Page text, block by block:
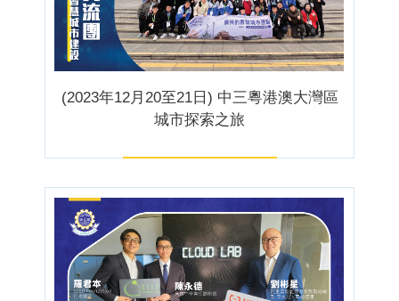
(2023年12月20至21日) 中三粵港澳大灣區
城市探索之旅